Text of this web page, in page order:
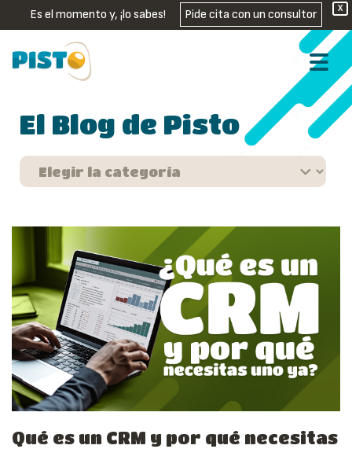
X
Es el momento y, ¡lo sabes! Pide cita con un consultor
El Blog de Pisto
Qué es un CRM y por qué necesitas